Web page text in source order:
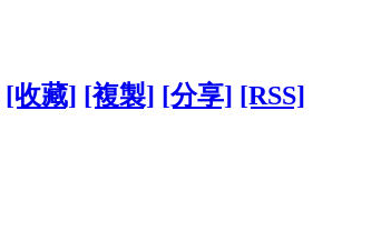
[收藏] [複製] [分享] [RSS]